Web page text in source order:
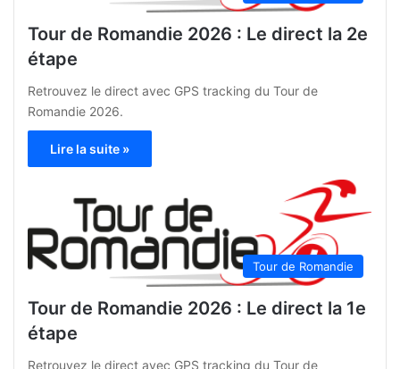
Tour de Romandie 2026 : Le direct la 2e
étape
Retrouvez le direct avec GPS tracking du Tour de
Romandie 2026.
Lire la suite »
Tour de Romandie
Tour de Romandie 2026 : Le direct la 1e
étape
Retrouvez le direct avec GPS tracking du Tour de